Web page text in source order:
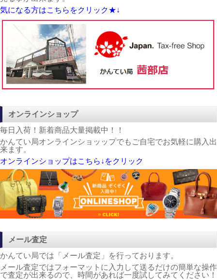
気になる方はこちらをクリック★↓
オンラインショップ
毎日入荷！新着商品大量掲載中！！
かんてい局オンラインショッップでもご自宅でお気軽に購入出
来ます。
オンラインショップはこちら↓をクリック
メール査定
かんてい局では「メール査定」を行っております。
メール査定ではフォーマットに入力して送るだけの簡単な操作
で査定が出来るので、時間があれば一度試してみてください！